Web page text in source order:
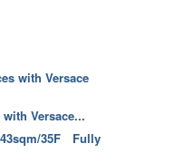
Versace...